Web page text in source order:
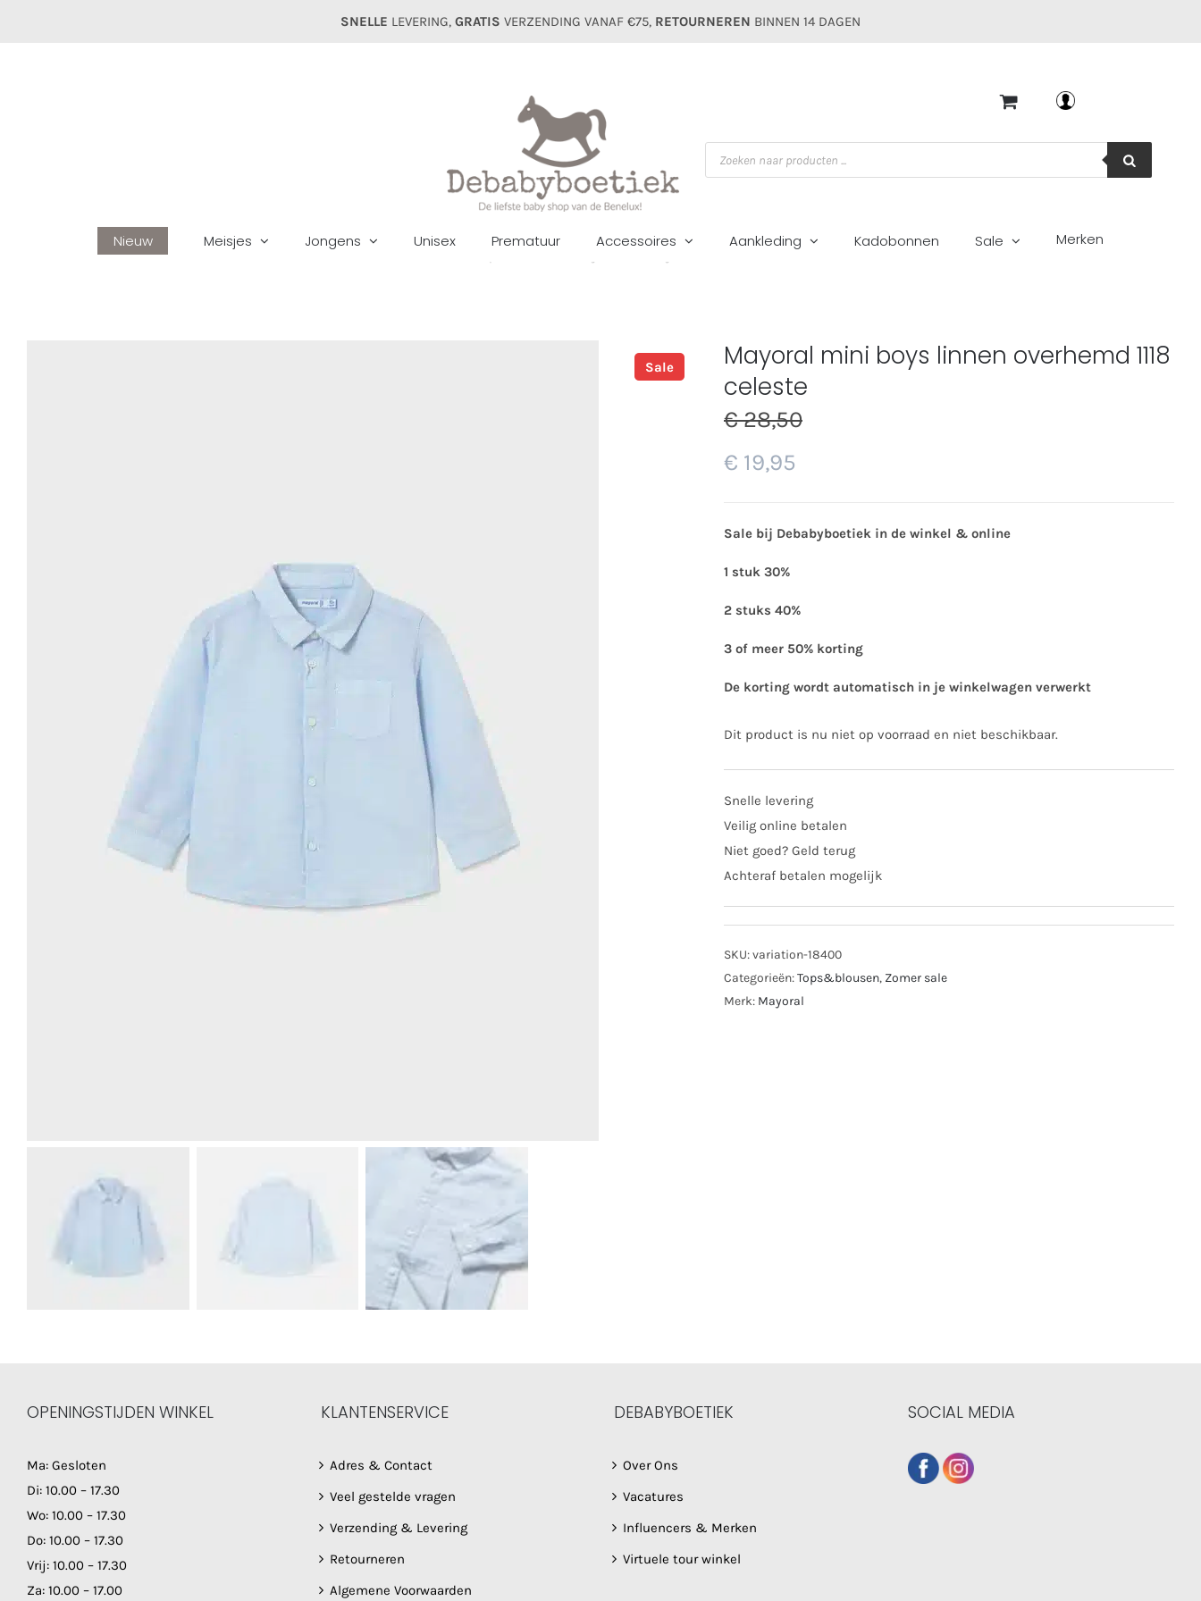
SNELLE LEVERING, GRATIS VERZENDING VANAF €75, RETOURNEREN BINNEN 14 DAGEN
Producten
zoeken
Nieuw Meisjes Jongens Unisex Prematuur Accessoires Aankleding Kadobonnen Sale Merken
Sale
Mayoral mini boys linnen overhemd 1118
celeste
€28,50
€ 19,95
Sale bij Debabyboetiek in de winkel & online
1 stuk 30%
2 stuks 40%
3 of meer 50% korting
De korting wordt automatisch in je winkelwagen verwerkt
Dit product is nu niet op voorraad en niet beschikbaar.
Snelle levering
Veilig online betalen
Niet goed? Geld terug
Achteraf betalen mogelijk
SKU:variation-18400
Categorieën:Tops&blousen, Zomer sale
Merk: Mayoral
OPENINGSTIJDEN WINKEL
Ma: Gesloten
Di: 10.00 – 17.30
Wo: 10.00 – 17.30
Do: 10.00 – 17.30
Vrij: 10.00 – 17.30
Za: 10.00 – 17.00
KLANTENSERVICE
Adres & Contact
Veel gestelde vragen
Verzending & Levering
Retourneren
Algemene Voorwaarden
DEBABYBOETIEK
Over Ons
Vacatures
Influencers & Merken
Virtuele tour winkel
SOCIAL MEDIA